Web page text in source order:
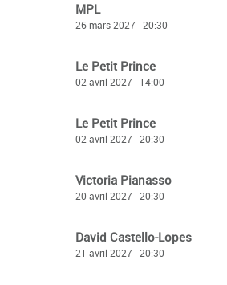
MPL
26 mars 2027 - 20:30
Le Petit Prince
02 avril 2027 - 14:00
Le Petit Prince
02 avril 2027 - 20:30
Victoria Pianasso
20 avril 2027 - 20:30
David Castello-Lopes
21 avril 2027 - 20:30